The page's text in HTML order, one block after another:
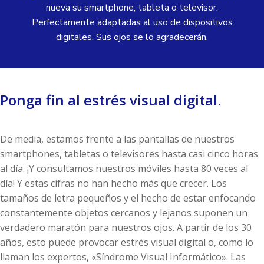
nueva su smartphone, tableta o televisor.
Perfectamente adaptadas al uso de dispositivos
digitales. Sus ojos se lo agradecerán.
Ponga fin al estrés visual digital.
De media, estamos frente a las pantallas de nuestros
smartphones, tabletas o televisores hasta casi cinco horas
al día. ¡Y consultamos nuestros móviles hasta 80 veces al
día! Y estas cifras no han hecho más que crecer. Los
tamaños de letra pequeños y el hecho de estar enfocando
constantemente objetos cercanos y lejanos suponen un
verdadero maratón para nuestros ojos. A partir de los 30
años, esto puede provocar estrés visual digital o, como lo
llaman los expertos, «Síndrome Visual Informático». Las